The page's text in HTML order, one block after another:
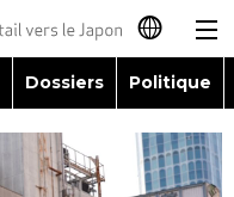
日本語
English
Dossiers Politique